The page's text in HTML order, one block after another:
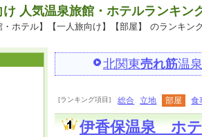
人気温泉旅館・ホテルランキン
・ホテル】【一人旅向け】【部屋】 のランキン
北関東売れ筋温
[ランキング項目] 総合 立地 部屋 食
伊香保温泉 ホ